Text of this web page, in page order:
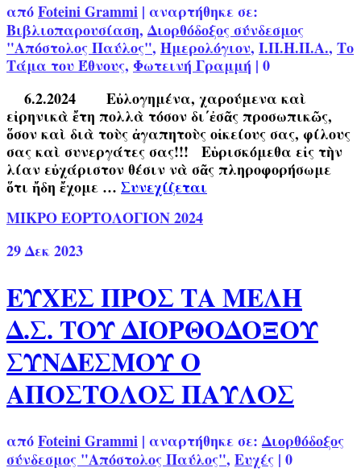
απόFoteini Grammi | αναρτήθηκε σε:
Βιβλιοπαρουσίαση,Διορθόδοξος σύνδεσμος
"Απόστολος Παύλος", Ημερολόγιον, Ι.Π.Η.Π.Α., Το
Τάμα του Έθνους, Φωτεινή Γραμμή | 0
6.2.2024 Εὐλογημένα, χαρούμενα καὶ
εἰρηνικὰ ἔτη πολλὰ τόσον δι΄ἐσᾶς προσωπικῶς,
ὅσον καὶ διὰ τοὺς ἀγαπητοὺς οἰκείους σας, φίλους
σας καὶ συνεργάτες σας!!! Εὑρισκόμεθα εἰς τὴν
λίαν εὐχάριστον θέσιν νὰ σᾶς πληροφορήσωμε
ὅτι ἤδη ἔχομε … Συνεχίζεται
ΜΙΚΡΟ ΕΟΡΤΟΛΟΓΙΟΝ 2024
29Δεκ 2023
ΕΥΧΕΣ ΠΡΟΣ ΤΑ ΜΕΛΗ
Δ.Σ. ΤΟΥ ΔΙΟΡΘΟΔΟΞΟΥ
ΣΥΝΔΕΣΜΟΥ Ο
ΑΠΟΣΤΟΛΟΣ ΠΑΥΛΟΣ
απόFoteini Grammi | αναρτήθηκε σε:Διορθόδοξος
σύνδεσμος "Απόστολος Παύλος", Ευχές | 0